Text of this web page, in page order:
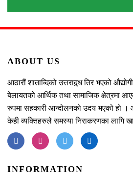
ABOUT US
आठारौं शाताब्दिको उत्तराद्र्ध तिर भएको
बेलायतको आर्थिक तथा सामाजिक क्षेत्रमा
रुपमा सहकारी आन्दोलनको उदय भएको हो ।
केही व्यक्तिहरुले समस्या निराकरणका लागि
INFORMATION